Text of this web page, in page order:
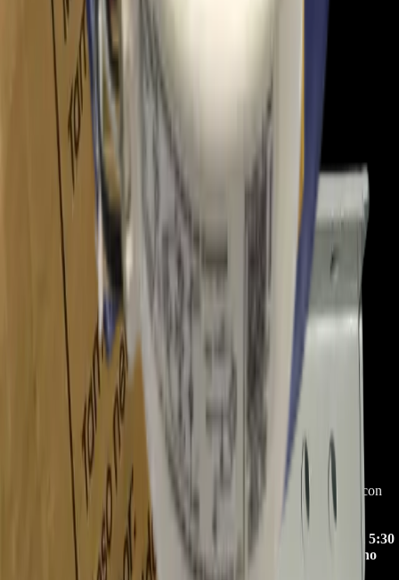
$ 287.385
$ 263.436
251.462
> desbloquear oferta_
root@ops:~#
Iniciá sesión
para hacer una pregunta.
Todavía no hay preguntas respondidas. Hacé la primera.
root@ops:~#
RESEÑAS
para dejar una reseña.
Este producto aún no tiene reseñas. Sé el primero en opinar.
Empresa especializada en electrodomésticos, repuestos de
electrodomésticos, motos electricas y repuestos para las mismas, con
presencia en toda Colombia.
Horario de atención Call Center:
lunes a viernes de 8:30 a. m. a 5:30
p. m. sabados de 9:00 a. m. a 1:00 p. m. Domingos y festivos no
tenemos atencion online.